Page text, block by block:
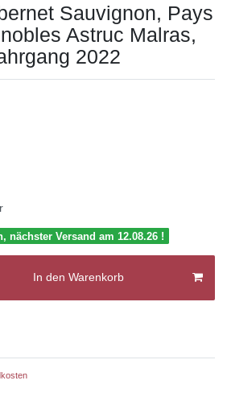
Sauvignon, Pays
Astruc Malras,
2022
nächster Versand am 12.08.26 !
In den Warenkorb